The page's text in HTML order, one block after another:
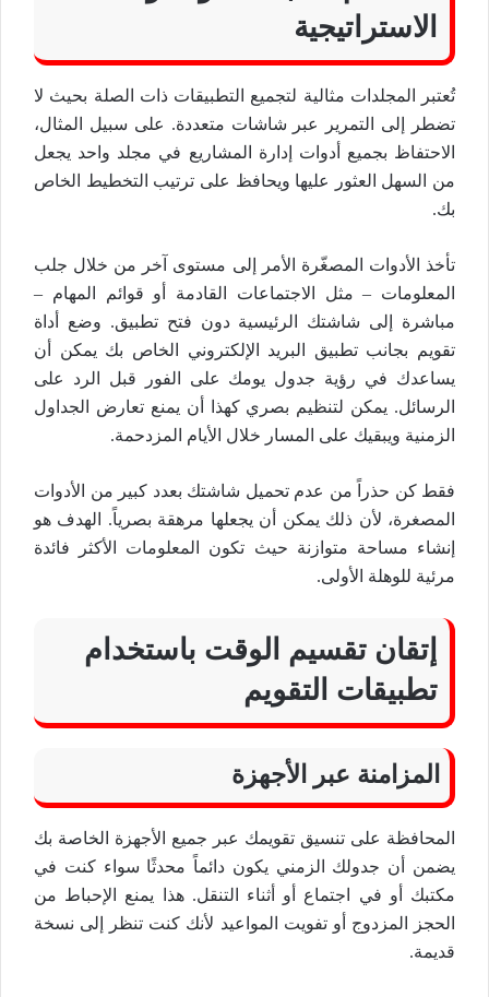
الاستراتيجية
تُعتبر المجلدات مثالية لتجميع التطبيقات ذات الصلة بحيث لا
تضطر إلى التمرير عبر شاشات متعددة. على سبيل المثال،
الاحتفاظ بجميع أدوات إدارة المشاريع في مجلد واحد يجعل
من السهل العثور عليها ويحافظ على ترتيب التخطيط الخاص
بك.
تأخذ الأدوات المصغّرة الأمر إلى مستوى آخر من خلال جلب
المعلومات – مثل الاجتماعات القادمة أو قوائم المهام –
مباشرة إلى شاشتك الرئيسية دون فتح تطبيق. وضع أداة
تقويم بجانب تطبيق البريد الإلكتروني الخاص بك يمكن أن
يساعدك في رؤية جدول يومك على الفور قبل الرد على
الرسائل. يمكن لتنظيم بصري كهذا أن يمنع تعارض الجداول
الزمنية ويبقيك على المسار خلال الأيام المزدحمة.
فقط كن حذراً من عدم تحميل شاشتك بعدد كبير من الأدوات
المصغرة، لأن ذلك يمكن أن يجعلها مرهقة بصرياً. الهدف هو
إنشاء مساحة متوازنة حيث تكون المعلومات الأكثر فائدة
مرئية للوهلة الأولى.
إتقان تقسيم الوقت باستخدام
تطبيقات التقويم
المزامنة عبر الأجهزة
المحافظة على تنسيق تقويمك عبر جميع الأجهزة الخاصة بك
يضمن أن جدولك الزمني يكون دائماً محدثًا سواء كنت في
مكتبك أو في اجتماع أو أثناء التنقل. هذا يمنع الإحباط من
الحجز المزدوج أو تفويت المواعيد لأنك كنت تنظر إلى نسخة
قديمة.